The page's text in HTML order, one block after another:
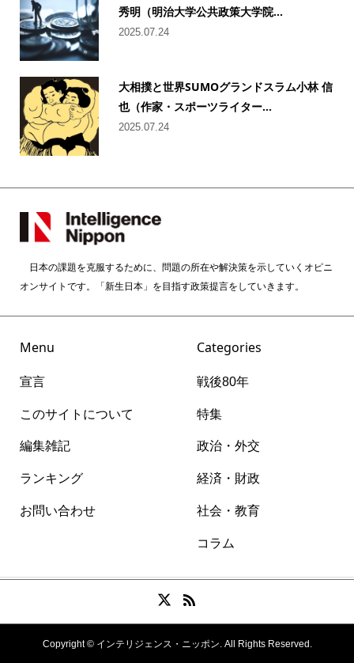
秀明（明治大学公共政策大学院...
2025.07.24
大相撲と世界SUMOグランドスラム小林 信
也（作家・スポーツライター...
2025.07.24
日本の課題を克服するために、問題の所在や解決策を示していくオピニ
オンサイトです。「新生日本」を目指す政策提言をしていきます。
Menu
宣言
このサイトについて
編集雑記
ランキング
お問い合わせ
Categories
戦後80年
特集
政治・外交
経済・財政
社会・教育
コラム
Copyright ©インテリジェンス・ニッポン. All Rights Reserved.